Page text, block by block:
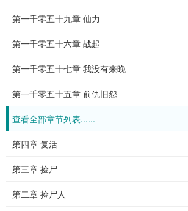
第一千零五十九章 仙力
第一千零五十六章 战起
第一千零五十七章 我没有来晚
第一千零五十五章 前仇旧怨
查看全部章节列表......
第四章 复活
第三章 捡尸
第二章 捡尸人